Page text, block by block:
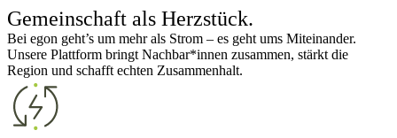
Gemeinschaft als Herzstück.
Bei egon geht’s um mehr als Strom – es geht ums Miteinander.
Unsere Plattform bringt Nachbar*innen zusammen, stärkt die
Region und schafft echten Zusammenhalt.